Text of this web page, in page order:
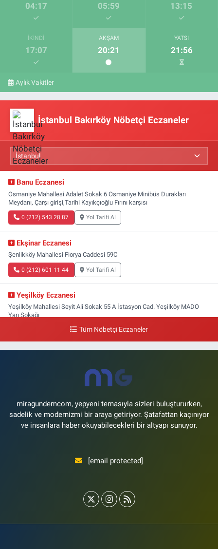
04:17 05:59 13:15
İKINDI
17:07
AKŞAM
20:21
YATSI
21:56
Aylık Vakitler
İstanbul Bakırköy Nöbetçi Eczaneler
Banu Eczanesi
Osmaniye Mahallesi Adalet Sokak 6 Osmaniye Minibüs Durakları
Meydanı, Çarşı girişi,Tarihi Kayıkçıoğlu Fırını karşısı
0 (212) 543 28 87 Yol Tarifi Al
Ekşinar Eczanesi
Şenlikköy Mahallesi Florya Caddesi 59C
0 (212) 601 11 44 Yol Tarifi Al
Yeşilköy Eczanesi
Yeşilköy Mahallesi Seyit Ali Sokak 55 A İstasyon Cad. Yeşilköy MADO
Yan Sokağı
Yol Tarifi Al
Ataköy 3-4-11. Kısım Mahallesi Dr. Remzi Kazancıgil Caddesi Ataköy
4.Kısım Çarşısı No:12 Ataköy 4.Kısım Çarşısı
Tüm Nöbetçi Eczaneler
miragundemcom, yepyeni temasıyla sizleri buluştururken,
sadelik ve modernizmi bir araya getiriyor. Şatafattan kaçınıyor
ve insanlara haber okuyabilecekleri bir altyapı sunuyor.
[email protected]